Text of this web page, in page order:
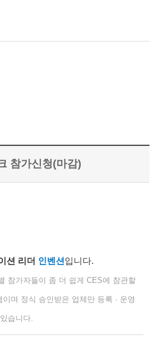
참가신청(마감)
션 리더 인벤션 입니다.
참가자들이 좀 더 쉽게 CES에 참관할
이며 정식 승인받은 업체만 등록 · 운영
습니다.